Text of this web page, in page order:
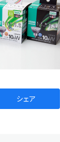
シェア